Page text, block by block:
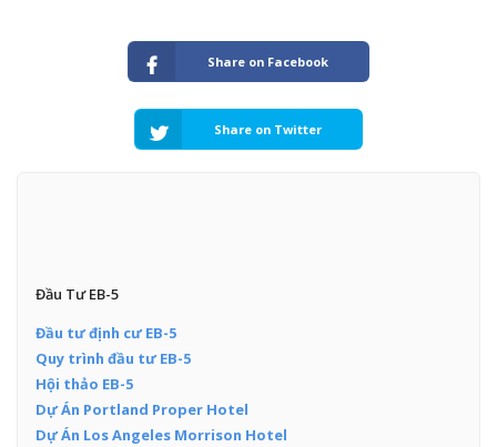
Share on Facebook
Share on Twitter
Đầu Tư EB-5
Đầu tư định cư EB-5
Quy trình đầu tư EB-5
Hội thảo EB-5
Dự Án Portland Proper Hotel
Dự Án Los Angeles Morrison Hotel